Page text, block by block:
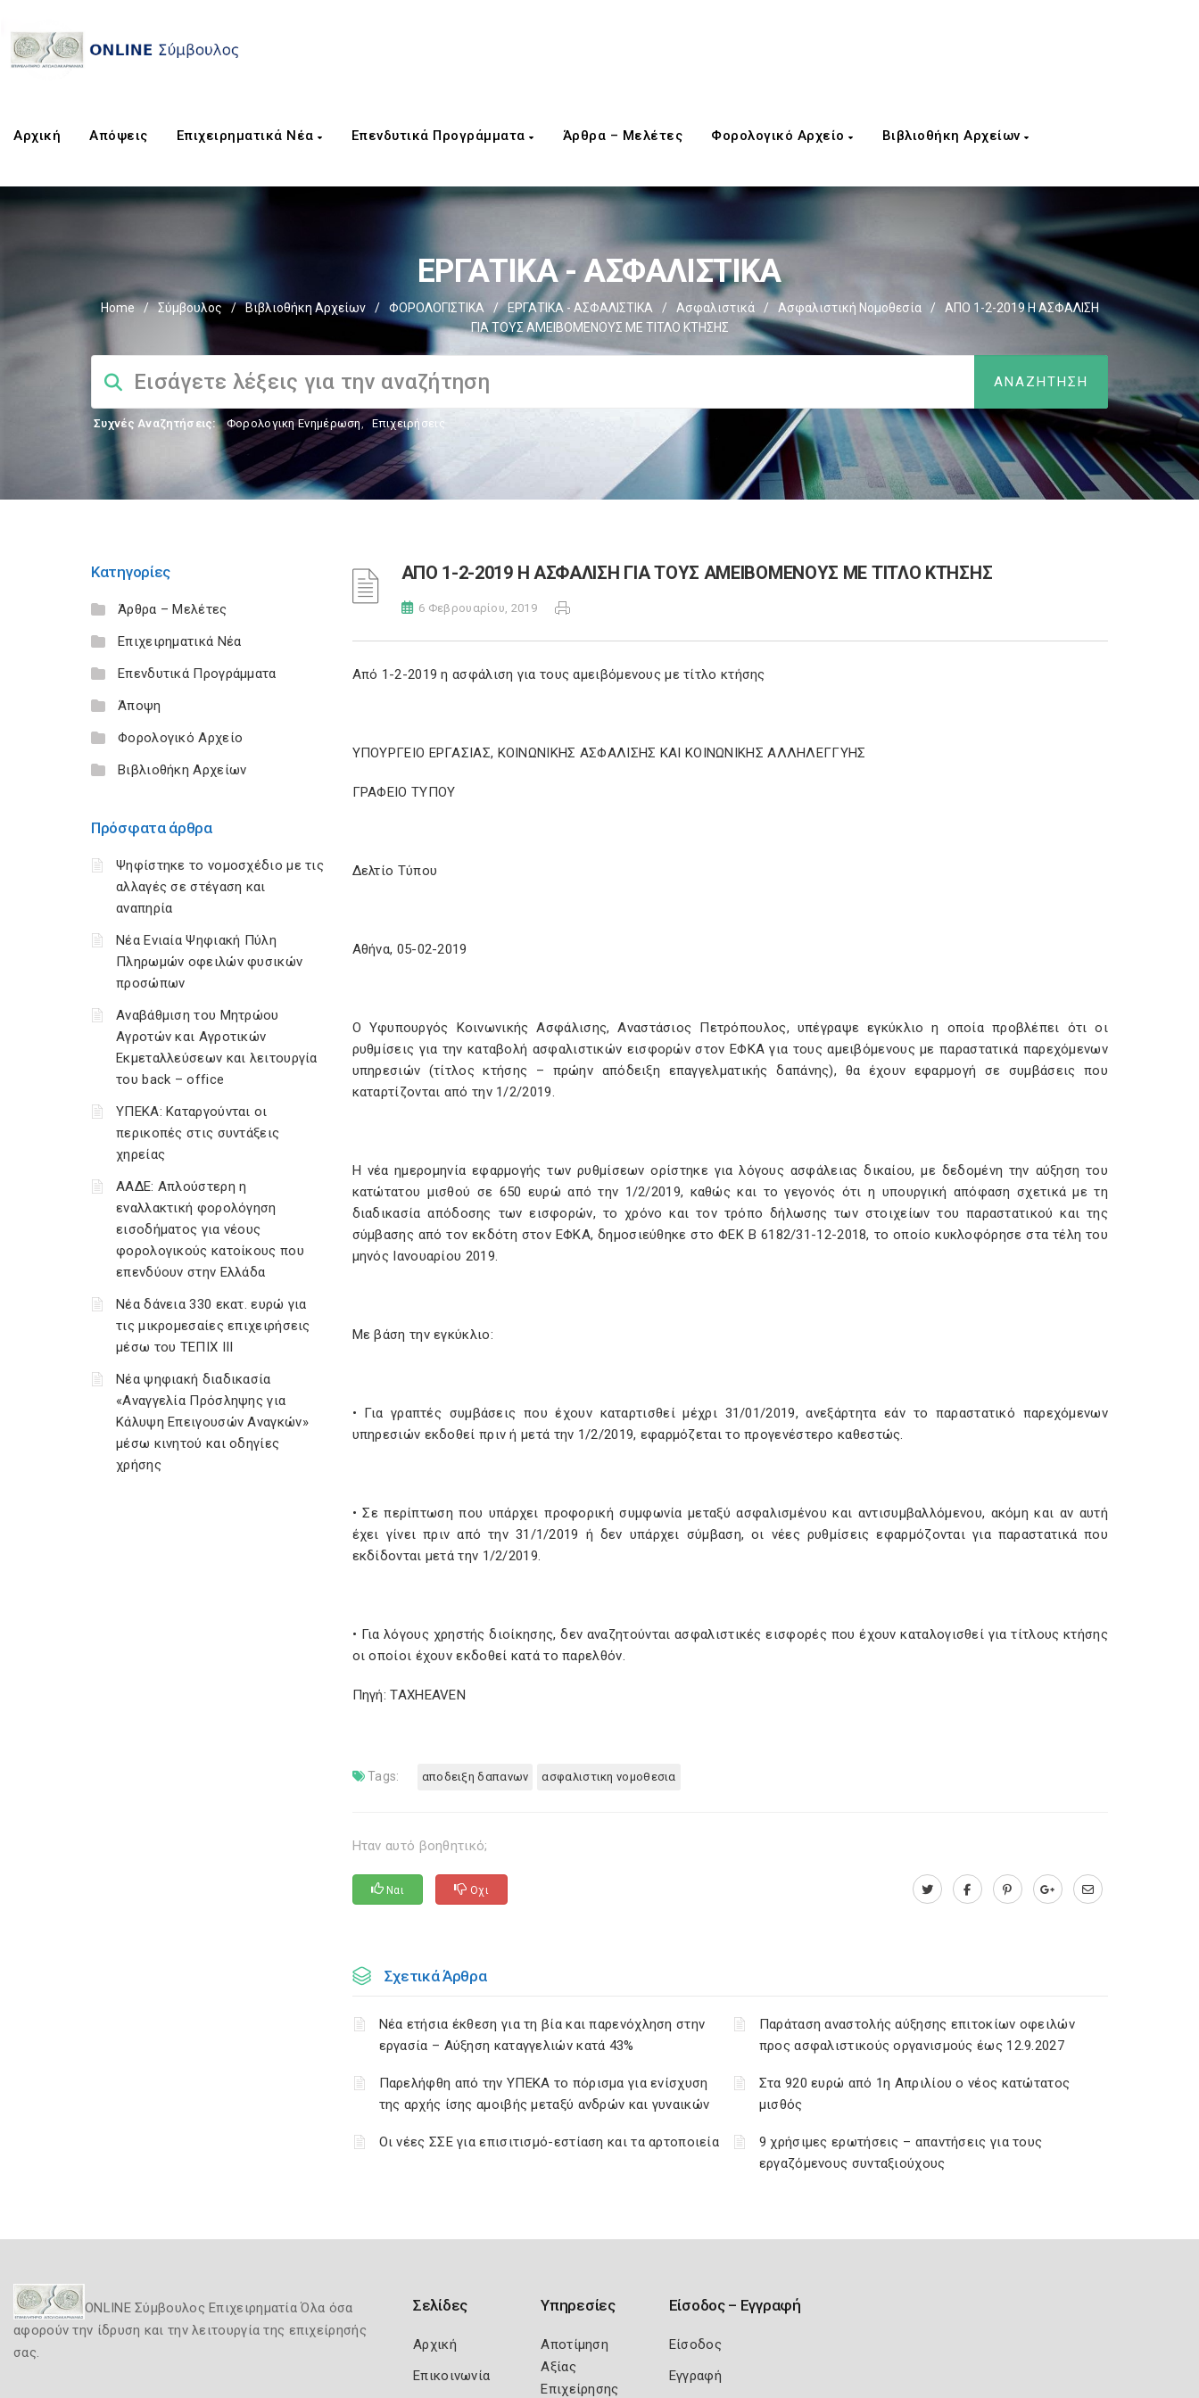
Αρχική Απόψεις Επιχειρηματικά Νέα Επενδυτικά Προγράμματα Άρθρα – Μελέτες Φορολογικό Αρχείο Βιβλιοθήκη Αρχείων
ΕΡΓΑΤΙΚΑ - ΑΣΦΑΛΙΣΤΙΚΑ
Home / Σύμβουλος / Βιβλιοθήκη Αρχείων / ΦΟΡΟΛΟΓΙΣΤΙΚΑ / ΕΡΓΑΤΙΚΑ - ΑΣΦΑΛΙΣΤΙΚΑ / Ασφαλιστικά / Ασφαλιστική Νομοθεσία /
ΑΠΟ 1-2-2019 Η ΑΣΦΑΛΙΣΗ
ΓΙΑ ΤΟΥΣ ΑΜΕΙΒΟΜΕΝΟΥΣ ΜΕ ΤΙΤΛΟ ΚΤΗΣΗΣ
Συχνές Αναζητήσεις: Φορολογικη Ενημέρωση, Επιχειρήσεις
Κατηγορίες
Άρθρα – Μελέτες
Επιχειρηματικά Νέα
Επενδυτικά Προγράμματα
Άποψη
Φορολογικό Αρχείο
Βιβλιοθήκη Αρχείων
Πρόσφατα άρθρα
Ψηφίστηκε το νομοσχέδιο με τις
αλλαγές σε στέγαση και
αναπηρία
Νέα Ενιαία Ψηφιακή Πύλη
Πληρωμών οφειλών φυσικών
προσώπων
Αναβάθμιση του Μητρώου
Αγροτών και Αγροτικών
Εκμεταλλεύσεων και λειτουργία
του back – office
ΥΠΕΚΑ: Καταργούνται οι
περικοπές στις συντάξεις
χηρείας
ΑΑΔΕ: Απλούστερη η
εναλλακτική φορολόγηση
εισοδήματος για νέους
φορολογικούς κατοίκους που
επενδύουν στην Ελλάδα
Νέα δάνεια 330 εκατ. ευρώ για
τις μικρομεσαίες επιχειρήσεις
μέσω του ΤΕΠΙΧ ΙΙΙ
Νέα ψηφιακή διαδικασία
«Αναγγελία Πρόσληψης για
Κάλυψη Επειγουσών Αναγκών»
μέσω κινητού και οδηγίες
χρήσης
ΑΠΟ 1-2-2019 Η ΑΣΦΑΛΙΣΗ ΓΙΑ ΤΟΥΣ ΑΜΕΙΒΟΜΕΝΟΥΣ ΜΕ ΤΙΤΛΟ ΚΤΗΣΗΣ
6 Φεβρουαρίου, 2019
Από 1-2-2019 η ασφάλιση για τους αμειβόμενους με τίτλο κτήσης
ΥΠΟΥΡΓΕΙΟ EΡΓΑΣΙΑΣ, ΚΟΙΝΩΝΙΚΗΣ ΑΣΦΑΛΙΣΗΣ ΚΑΙ ΚΟΙΝΩΝΙΚΗΣ ΑΛΛΗΛΕΓΓΥΗΣ
ΓΡΑΦΕΙΟ ΤΥΠΟΥ
Δελτίο Τύπου
Αθήνα, 05-02-2019
Ο Υφυπουργός Κοινωνικής Ασφάλισης, Αναστάσιος Πετρόπουλος, υπέγραψε εγκύκλιο η οποία προβλέπει ότι οι
ρυθμίσεις για την καταβολή ασφαλιστικών εισφορών στον ΕΦΚΑ για τους αμειβόμενους με παραστατικά παρεχόμενων
υπηρεσιών (τίτλος κτήσης – πρώην απόδειξη επαγγελματικής δαπάνης), θα έχουν εφαρμογή σε συμβάσεις που
καταρτίζονται από την 1/2/2019.
Η νέα ημερομηνία εφαρμογής των ρυθμίσεων ορίστηκε για λόγους ασφάλειας δικαίου, με δεδομένη την αύξηση του
κατώτατου μισθού σε 650 ευρώ από την 1/2/2019, καθώς και το γεγονός ότι η υπουργική απόφαση σχετικά με τη
διαδικασία απόδοσης των εισφορών, το χρόνο και τον τρόπο δήλωσης των στοιχείων του παραστατικού και της
σύμβασης από τον εκδότη στον ΕΦΚΑ, δημοσιεύθηκε στο ΦΕΚ Β 6182/31-12-2018, το οποίο κυκλοφόρησε στα τέλη του
μηνός Ιανουαρίου 2019.
Με βάση την εγκύκλιο:
• Για γραπτές συμβάσεις που έχουν καταρτισθεί μέχρι 31/01/2019, ανεξάρτητα εάν το παραστατικό παρεχόμενων
υπηρεσιών εκδοθεί πριν ή μετά την 1/2/2019, εφαρμόζεται το προγενέστερο καθεστώς.
• Σε περίπτωση που υπάρχει προφορική συμφωνία μεταξύ ασφαλισμένου και αντισυμβαλλόμενου, ακόμη και αν αυτή
έχει γίνει πριν από την 31/1/2019 ή δεν υπάρχει σύμβαση, οι νέες ρυθμίσεις εφαρμόζονται για παραστατικά που
εκδίδονται μετά την 1/2/2019.
• Για λόγους χρηστής διοίκησης, δεν αναζητούνται ασφαλιστικές εισφορές που έχουν καταλογισθεί για τίτλους κτήσης
οι οποίοι έχουν εκδοθεί κατά το παρελθόν.
Πηγή: TAXHEAVEN
Tags: αποδειξη δαπανων ασφαλιστικη νομοθεσια
Ηταν αυτό βοηθητικό;
Ναι Οχι
Σχετικά Άρθρα
Νέα ετήσια έκθεση για τη βία και παρενόχληση στην
εργασία – Αύξηση καταγγελιών κατά 43%
Παράταση αναστολής αύξησης επιτοκίων οφειλών
προς ασφαλιστικούς οργανισμούς έως 12.9.2027
Παρελήφθη από την ΥΠΕΚΑ το πόρισμα για ενίσχυση
της αρχής ίσης αμοιβής μεταξύ ανδρών και γυναικών
Στα 920 ευρώ από 1η Απριλίου ο νέος κατώτατος
μισθός
Οι νέες ΣΣΕ για επισιτισμό-εστίαση και τα αρτοποιεία
9 χρήσιμες ερωτήσεις – απαντήσεις για τους
εργαζόμενους συνταξιούχους
ONLINE Σύμβουλος Επιχειρηματία Όλα όσα
αφορούν την ίδρυση και την λειτουργία της επιχείρησής
σας.
Σελίδες
Αρχική
Επικοινωνία
Υπηρεσίες
Αποτίμηση
Αξίας
Επιχείρησης
Είσοδος – Εγγραφή
Είσοδος
Εγγραφή